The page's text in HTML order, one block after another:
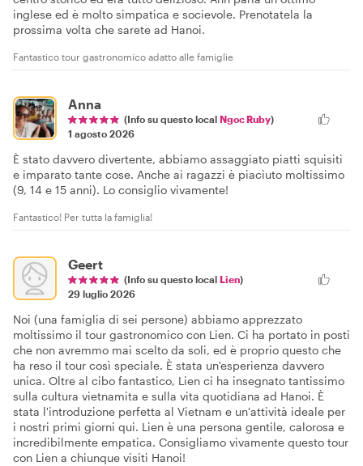
inglese ed è molto simpatica e socievole. Prenotatela la
prossima volta che sarete ad Hanoi.
Fantastico tour gastronomico adatto alle famiglie
Anna
(Info su questo local Ngoc Ruby)
1 agosto 2026
È stato davvero divertente, abbiamo assaggiato piatti squisiti
e imparato tante cose. Anche ai ragazzi è piaciuto moltissimo
(9, 14 e 15 anni). Lo consiglio vivamente!
Fantastico! Per tutta la famiglia!
Geert
(Info su questo local Lien)
29 luglio 2026
Noi (una famiglia di sei persone) abbiamo apprezzato
moltissimo il tour gastronomico con Lien. Ci ha portato in posti
che non avremmo mai scelto da soli, ed è proprio questo che
ha reso il tour così speciale. È stata un'esperienza davvero
unica. Oltre al cibo fantastico, Lien ci ha insegnato tantissimo
sulla cultura vietnamita e sulla vita quotidiana ad Hanoi. È
stata l'introduzione perfetta al Vietnam e un'attività ideale per
i nostri primi giorni qui. Lien è una persona gentile, calorosa e
incredibilmente empatica. Consigliamo vivamente questo tour
con Lien a chiunque visiti Hanoi!